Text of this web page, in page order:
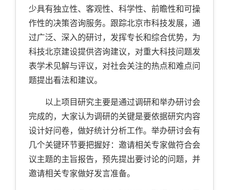
少具有独立性、客观性、科学性、前瞻性和可操
作性的决策咨询服务。跟踪北京市科技发展，通
过广泛、深入的研讨，发挥专长和综合优势，为
科技北京建设提供咨询建议，对重大科技问题发
表学术见解与评议，对社会关注的热点和难点问
题提出看法和建议。
以上项目研究主要是通过调研和举办研讨会
完成的，大家认为调研的关键是要依据研究内容
设计好问卷，做好统计分析工作。举办研讨会有
几个关键环节要把握好：邀请相关专家做符合会
议主题的主旨报告，预先提出要讨论的问题，并
邀请相关专家做好发言准备。